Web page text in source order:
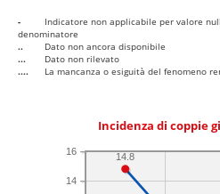
-
Indicatore non applicabile per valore
denominatore
..
Dato non ancora disponibile
...
Dato non rilevato
....
La mancanza o esiguità del fenomeno
Incidenza di coppie
14
16
14.8